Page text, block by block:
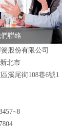
聯絡
股份有限公司
北市
溪尾街108巷6號1